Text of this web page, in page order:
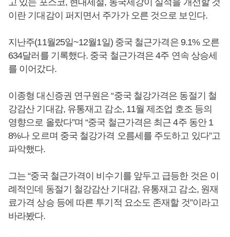
고 있는 포스코, 현대제철, 동국제강이 실적을 개선할 것
이란 기대감이 퍼지면서 주가가 오른 것으로 보인다.
지난주(11월25일~12월1일) 중국 철근가격은 9.1% 오른
634달러를 기록했다. 중국 철근가격은 4주 연속 상승세
를 이어갔다.
이종형 대신증권 연구원은 “중국 철강가격은 동절기 철
강감산 기대감, 유통재고 감소, 11월 제조업 호조 등의
영향으로 올랐다”며 “중국 철근가격은 최근 4주 동안 1
8%나 오르며 중국 철강가격 오름세를 주도하고 있다”고
파악했다.
그는 “중국 철근가격이 비수기를 앞두고 급등한 것은 이
례적인데 동절기 철강감산 기대감, 유통재고 감소, 원재
료가격 상승 등에 따른 투기적 요소도 존재할 것”이라고
바라봤다.